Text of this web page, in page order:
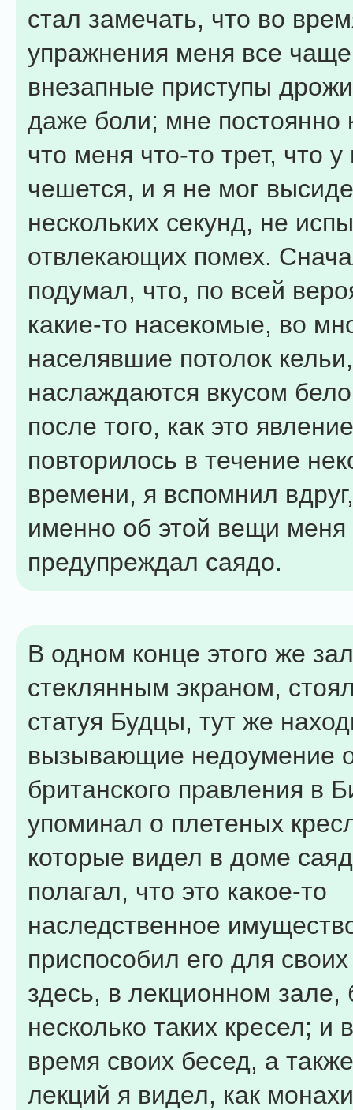
стал замечать, что во
упражнения меня все
внезапные приступы
даже боли; мне постоянно
что меня что-то трет, что
чешется, и я не мог
нескольких секунд, не
отвлекающих помех.
подумал, что, по всей
какие-то насекомые, во
населявшие потолок кельи,
наслаждаются вкусом
после того, как это явление
повторилось в течение
времени, я вспомнил
именно об этой вещи меня
предупреждал саядо.
В одном конце этого же
стеклянным экраном,
статуя Будцы, тут же
вызывающие недоумение
британского правления в
упоминал о плетеных
которые видел в доме
полагал, что это какое-то
наследственное
приспособил его для
здесь, в лекционном
несколько таких кресел; и
время своих бесед, а
лекций я видел, как